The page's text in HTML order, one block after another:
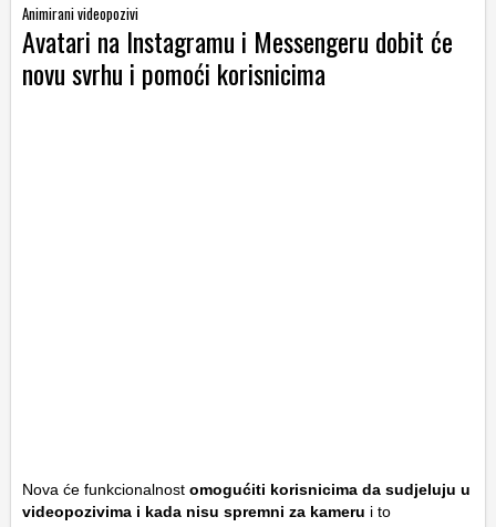
Animirani videopozivi
Avatari na Instagramu i Messengeru dobit će
novu svrhu i pomoći korisnicima
Nova će funkcionalnost omogućiti korisnicima da sudjeluju u
videopozivima i kada nisu spremni za kameru i to